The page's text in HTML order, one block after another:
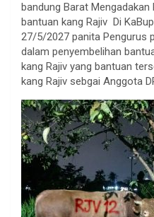
bandung Barat
bantuan kang Rajiv Di
27/5/2027 panita Pengurus
dalam penyembelihan
kang Rajiv yang bantuan
kang Rajiv sebgai Anggota